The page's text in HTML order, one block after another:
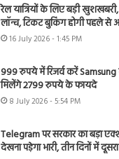
रेल यात्रियों के लिए बड़ी
लॉन्च, टिकट बुकिंग होगी पहले
16 July 2026 - 1:45 PM
999 रुपये में रिजर्व करें
मिलेंगे 2799 रुपये के फायदे
8 July 2026 - 5:54 PM
Telegram पर सरकार का बड़ा
देखना पड़ेगा भारी, तीन दिनों में